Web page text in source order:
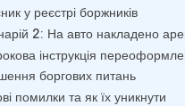
у реєстрі боржників
2: На авто накладено
інструкція
боргових питань
помилки та як їх уникнути